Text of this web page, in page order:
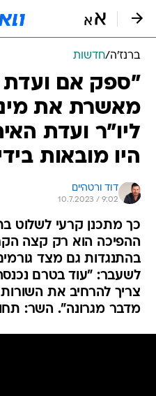
ברנז'ה/חדשות
"ספק אם ועדת
מאשרת את
ליו"ר ועדת
היו מובאות
דוד ורטהיים
10.7.2023 / 9:02
כך מתכנן קרעי לשלוט
ההפיכה הוא רק קצה
בהתנגדות גם מצד
לשעבר: "עוד בטרם
צריך להרחיב את
מדבר מגרונה". השר: